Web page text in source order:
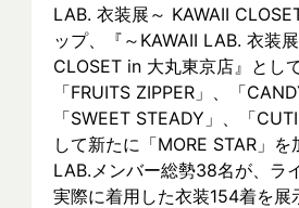
LAB. 衣装展～ KAWAII
ップ、『～KAWAII LAB. 衣装
CLOSET in 大丸東京店』とし
「FRUITS ZIPPER」、「
「SWEET STEADY」、「
して新たに「MORE STAR」を
LAB.メンバー総勢38名が、ラ
実際に着⽤した衣装154着を展